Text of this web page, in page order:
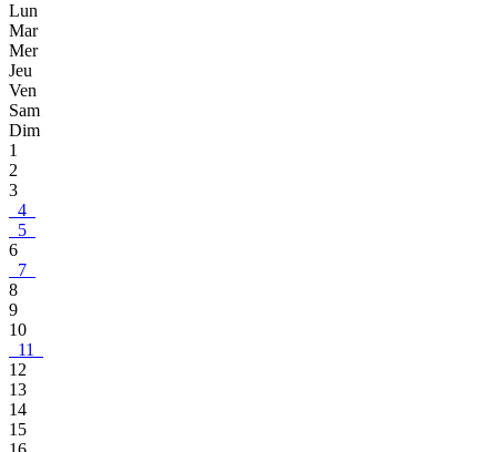
Lun
Mar
Mer
Jeu
Ven
Sam
Dim
1
2
3
4
5
6
7
8
9
10
11
12
13
14
15